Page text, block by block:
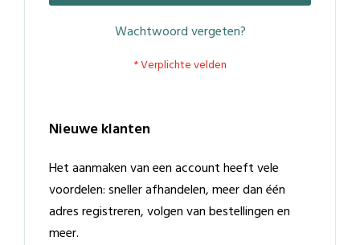
Wachtwoord vergeten?
Nieuwe klanten
Het aanmaken van een account heeft vele
voordelen: sneller afhandelen, meer dan één
adres registreren, volgen van bestellingen en
meer.